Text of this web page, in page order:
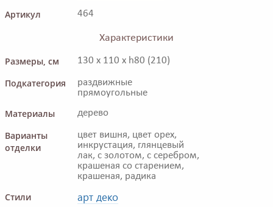
Артикул 464
Характеристики
Размеры, см
130 x 110 x h80 (210)
Подкатегория
раздвижные
прямоугольные
Материалы дерево
Варианты
отделки
цвет вишня, цвет орех,
инкрустация, глянцевый
лак, с золотом, с серебром,
крашеная со старением,
крашеная, радика
Стили арт деко